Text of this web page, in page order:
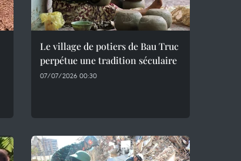
Le village de potiers de Bau Truc
perpétue une tradition séculaire
07/07/2026 00:30